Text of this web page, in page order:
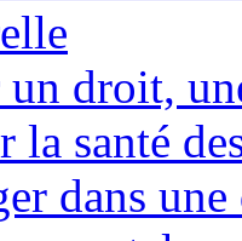
droit,
la santé
dans